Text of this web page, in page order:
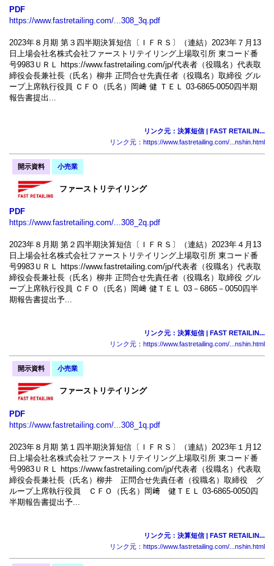
PDF
https://www.fastretailing.com/...308_3q.pdf
2023年８月期 第３四半期決算短信〔ＩＦＲＳ〕（連結）2023年７月13
日上場会社名株式会社ファーストリテイリング上場取引所 東コード番
号9983ＵＲＬ https://www.fastretailing.com/jp/代表者（役職名）代表取
締役会長兼社長（氏名）柳井 正問合せ先責任者（役職名）取締役 グル
ープ上席執行役員 ＣＦＯ（氏名）岡﨑 健 ＴＥＬ 03-6865-0050四半期
報告書提出...
リンク元：決算短信 | FAST RETAILIN...
リンク元：https://www.fastretailing.com/...nshin.html
開示資料 小売業
ファーストリテイリング
PDF
https://www.fastretailing.com/...308_2q.pdf
2023年８月期 第２四半期決算短信〔ＩＦＲＳ〕（連結）2023年４月13
日上場会社名株式会社ファーストリテイリング上場取引所 東コード番
号9983ＵＲＬ https://www.fastretailing.com/jp/代表者（役職名）代表取
締役会長兼社長（氏名）柳井 正問合せ先責任者（役職名）取締役 グル
ープ上席執行役員 ＣＦＯ（氏名）岡﨑 健ＴＥＬ 03－6865－0050四半
期報告書提出予...
リンク元：決算短信 | FAST RETAILIN...
リンク元：https://www.fastretailing.com/...nshin.html
開示資料 小売業
ファーストリテイリング
PDF
https://www.fastretailing.com/...308_1q.pdf
2023年８月期 第１四半期決算短信〔ＩＦＲＳ〕（連結）2023年１月12
日上場会社名株式会社ファーストリテイリング上場取引所 東コード番
号9983ＵＲＬ https://www.fastretailing.com/jp/代表者（役職名）代表取
締役会長兼社長（氏名）柳井 正問合せ先責任者（役職名）取締役 グ
ループ上席執行役員 ＣＦＯ（氏名）岡﨑 健ＴＥＬ 03-6865-0050四
半期報告書提出予...
リンク元：決算短信 | FAST RETAILIN...
リンク元：https://www.fastretailing.com/...nshin.html